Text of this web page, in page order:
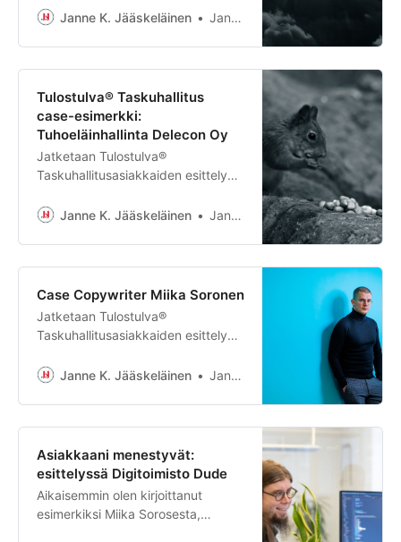
tervehdyttämiscaset ovat
kokonaisuuksia, ja usein niihin
liittyy vaikeita tunteita ja maineen
menettämisen pelkoa. Yrittäjän
kommentit ovat todellisia, mutta
tunnistettavat erityispiirteet…
Janne K. Jääskeläinen Janne K. Jääskeläinen
Tulostulva® Taskuhallitus
case-esimerkki:
Tuhoeläinhallinta Delecon Oy
Jatketaan Tulostulva®
Taskuhallitusasiakkaiden esittelyä.
esimerkiksi Sivututkasta ja
vuorossa on Tuhoeläinhallinta
Deleconin Mikko Juva. Kuka olet ja
mitä teet? Mikko Juva, purjehtija ja
yrittäjä. Olen koko työikäni olut
yrittäjä.…
Janne K. Jääskeläinen Janne K. Jääskeläinen
Case Copywriter Miika Soronen
Jatketaan Tulostulva®
Taskuhallitusasiakkaiden esittelyä.
esimerkiksi Sivututkasta,
Tuhoeläinhallinta Deleconista. Tällä
kertaa vuorossa on Copywriter
Miika Soronen. Mikä ongelma
sinulla oli? Olin työskennellyt
aikanaan perheyrityksessä, ja
ympär…
Janne K. Jääskeläinen Janne K. Jääskeläinen
Asiakkaani menestyvät:
esittelyssä Digitoimisto Dude
Aikaisemmin olen kirjoittanut
esimerkiksi Miika Sorosesta,